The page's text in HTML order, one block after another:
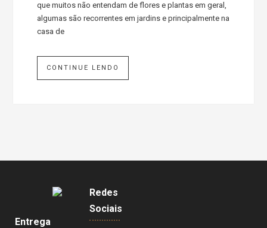
que muitos não entendam de flores e plantas em geral,
algumas são recorrentes em jardins e principalmente na
casa de
CONTINUE LENDO
Entrega
Redes
Sociais